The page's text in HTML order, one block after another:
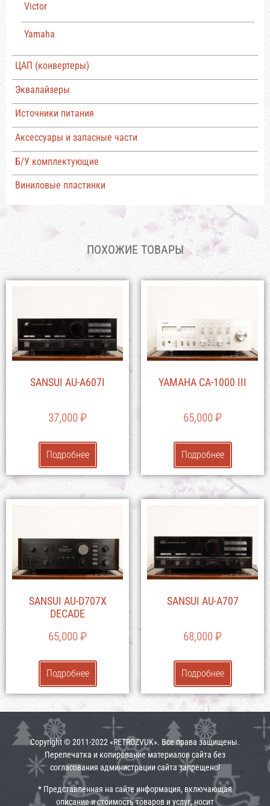
Victor
Yamaha
ЦАП (конвертеры)
Эквалайзеры
Источники питания
Аксессуары и запасные части
Б/У комплектующие
Виниловые пластинки
ПОХОЖИЕ ТОВАРЫ
SANSUI AU-A607I
37,000₽
Подробнее
YAMAHA CA-1000 III
65,000₽
Подробнее
SANSUI AU-D707X
DECADE
65,000₽
Подробнее
SANSUI AU-A707
68,000₽
Подробнее
Copyright © 2011-2022 «RETROZVUK». Все права защищены.
Перепечатка и копирование материалов сайта без
согласования администрации сайта запрещено!
* Представленная на сайте информация, включающая
описание и стоимость товаров и услуг, носит